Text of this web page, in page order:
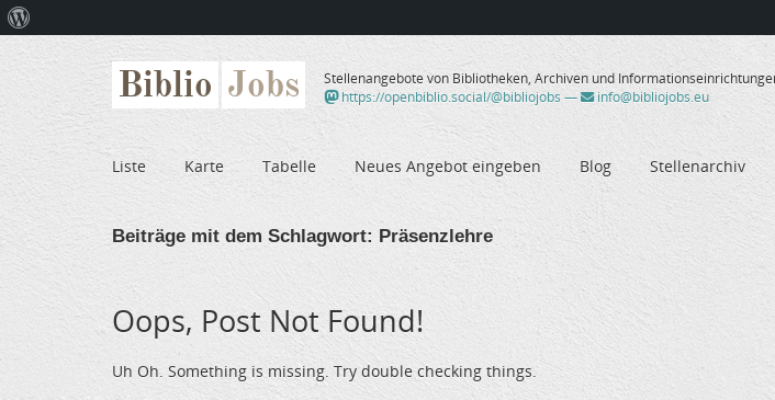
Biblio Jobs
Stellenangebote von Bibliotheken, Archiven und
https://openbiblio.social/@bibliojobs — info@bibliojobs.eu
Liste Karte Tabelle Neues Angebot eingeben Blog Stellenarchiv
Beiträge mit dem Schlagwort: Präsenzlehre
Oops, Post Not Found!
Uh Oh. Something is missing. Try double checking things.
WordPress